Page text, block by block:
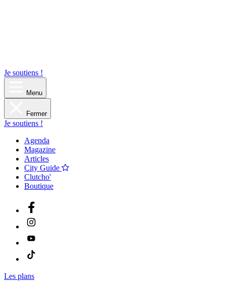
Je soutiens !
Menu
Fermer
Je soutiens !
Agenda
Magazine
Articles
City Guide
Clutcho'
Boutique
Les plans